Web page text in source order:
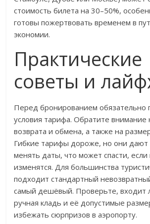
стоимость билета на 30–50%,
готовы пожертвовать временем в
экономии.
Практические
советы и
Перед бронированием обязательно
условия тарифа. Обратите внимание
возврата и обмена, а также на
Гибкие тарифы дороже, но они дают
менять даты, что может спасти, если
изменятся. Для большинства
подходит стандартный
самый дешёвый. Проверьте, входит
ручная кладь и её допустимые
избежать сюрпризов в аэропорту.